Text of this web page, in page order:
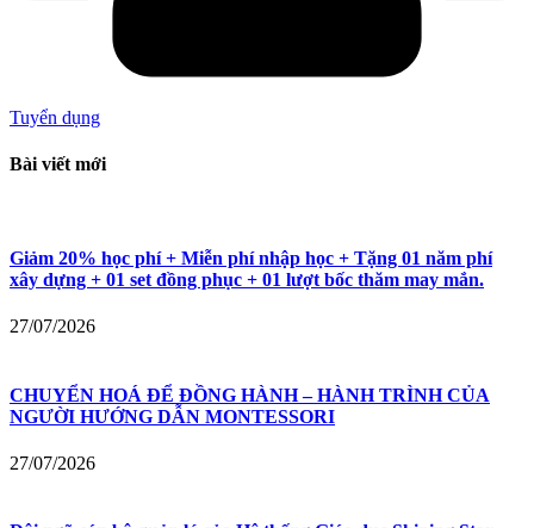
Tuyển dụng
Bài viết mới
Giảm 20% học phí + Miễn phí nhập học + Tặng 01 năm phí
xây dựng + 01 set đồng phục + 01 lượt bốc thăm may mắn.
27/07/2026
CHUYỂN HOÁ ĐỂ ĐỒNG HÀNH – HÀNH TRÌNH CỦA
NGƯỜI HƯỚNG DẪN MONTESSORI
27/07/2026